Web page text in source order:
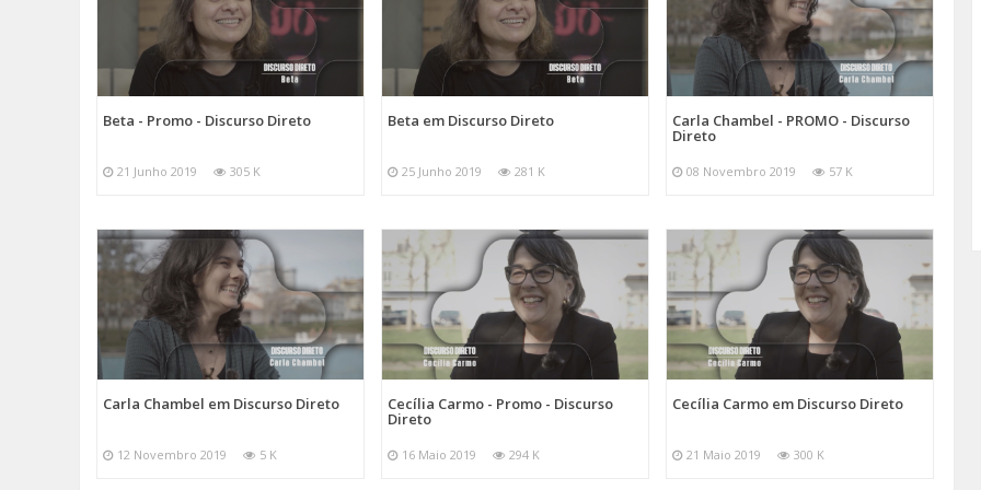
Beta - Promo - Discurso Direto
21 Junho 2019 305 K
Beta em Discurso Direto
25 Junho 2019 281 K
Carla Chambel - PROMO - Discurso
Direto
08 Novembro 2019 57 K
Carla Chambel em Discurso Direto
12 Novembro 2019 5 K
Cecília Carmo - Promo - Discurso
Direto
16 Maio 2019 294 K
Cecília Carmo em Discurso Direto
21 Maio 2019 300 K